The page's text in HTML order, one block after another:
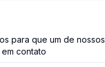
para que um de nossos
contato